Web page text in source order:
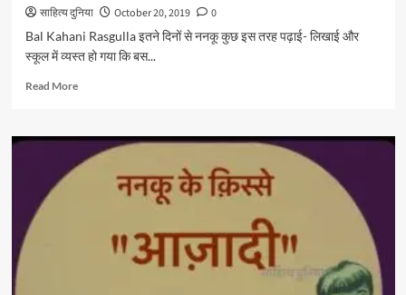
साहित्य दुनिया October 20, 2019
0
Bal Kahani Rasgulla इतने दिनों से ननकू कुछ इस तरह पढ़ाई- लिखाई और
स्कूल में व्यस्त हो गया कि बस...
Read MoreRead
नाराज़
रसगुल्ला